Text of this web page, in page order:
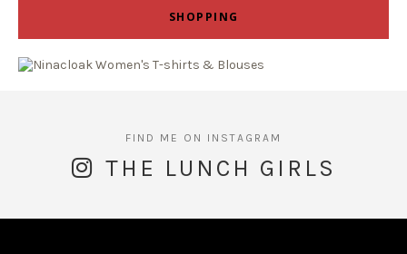
SHOPPING
THE LUNCH GIRLS